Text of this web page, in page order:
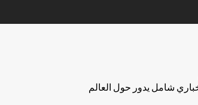
شامل يدور حول العالم